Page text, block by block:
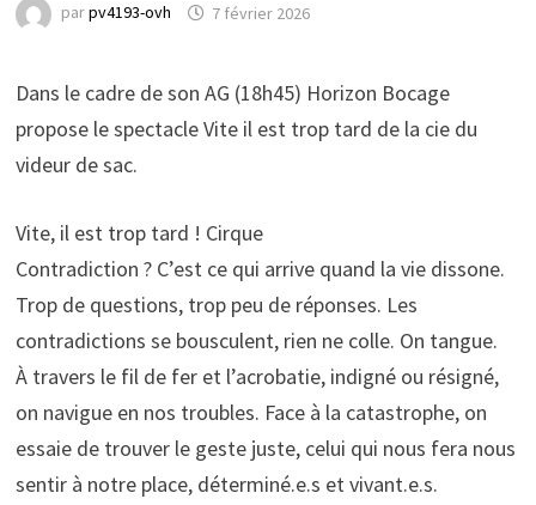
parpv4193-ovh 7 février 2026
Dans le cadre de son AG (18h45) Horizon Bocage
propose le spectacle Vite il est trop tard de la cie du
videur de sac.
Vite, il est trop tard ! Cirque
Contradiction ? C’est ce qui arrive quand la vie dissone.
Trop de questions, trop peu de réponses. Les
contradictions se bousculent, rien ne colle. On tangue.
À travers le fil de fer et l’acrobatie, indigné ou résigné,
on navigue en nos troubles. Face à la catastrophe, on
essaie de trouver le geste juste, celui qui nous fera nous
sentir à notre place, déterminé.e.s et vivant.e.s.